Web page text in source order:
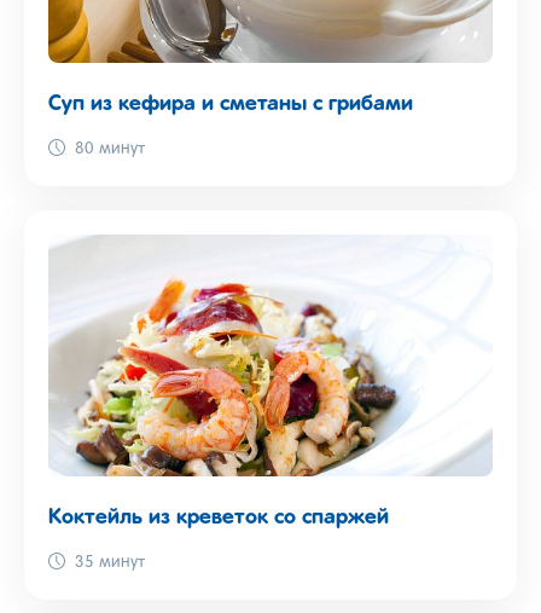
Суп из кефира и сметаны с грибами
80 минут
Коктейль из креветок со спаржей
35 минут